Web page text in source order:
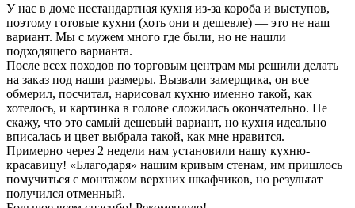
У нас в доме нестандартная кухня из-за короба и выступов,
поэтому готовые кухни (хоть они и дешевле) — это не наш
вариант. Мы с мужем много где были, но не нашли
подходящего варианта.
После всех походов по торговым центрам мы решили делать
на заказ под наши размеры. Вызвали замерщика, он все
обмерил, посчитал, нарисовал кухню именно такой, как
хотелось, и картинка в голове сложилась окончательно. Не
скажу, что это самый дешевый вариант, но кухня идеально
вписалась и цвет выбрала такой, как мне нравится.
Примерно через 2 недели нам установили нашу кухню-
красавицу! «Благодаря» нашим кривым стенам, им пришлось
помучиться с монтажом верхних шкафчиков, но результат
получился отменный.